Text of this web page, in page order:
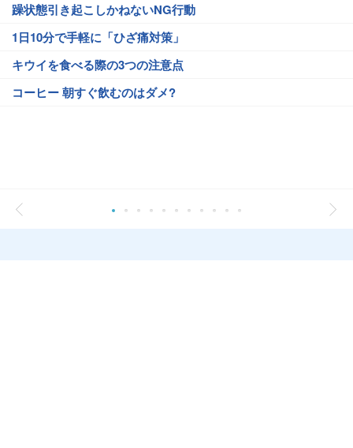
躁状態引き起こしかねないNG行動
1日10分で手軽に「ひざ痛対策」
キウイを食べる際の3つの注意点
コーヒー 朝すぐ飲むのはダメ?